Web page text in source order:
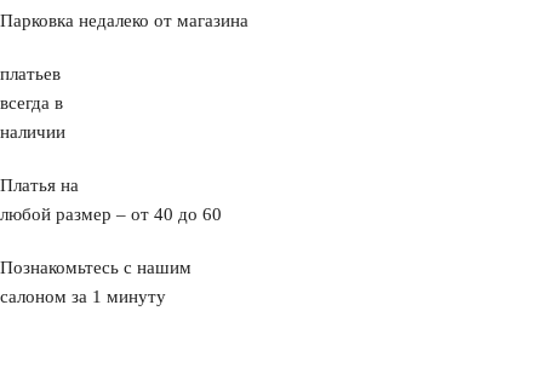
Парковка недалеко от магазина
платьев
всегда в
наличии
Платья на
любой размер – от 40 до 60
Познакомьтесь с нашим
салоном за 1 минуту